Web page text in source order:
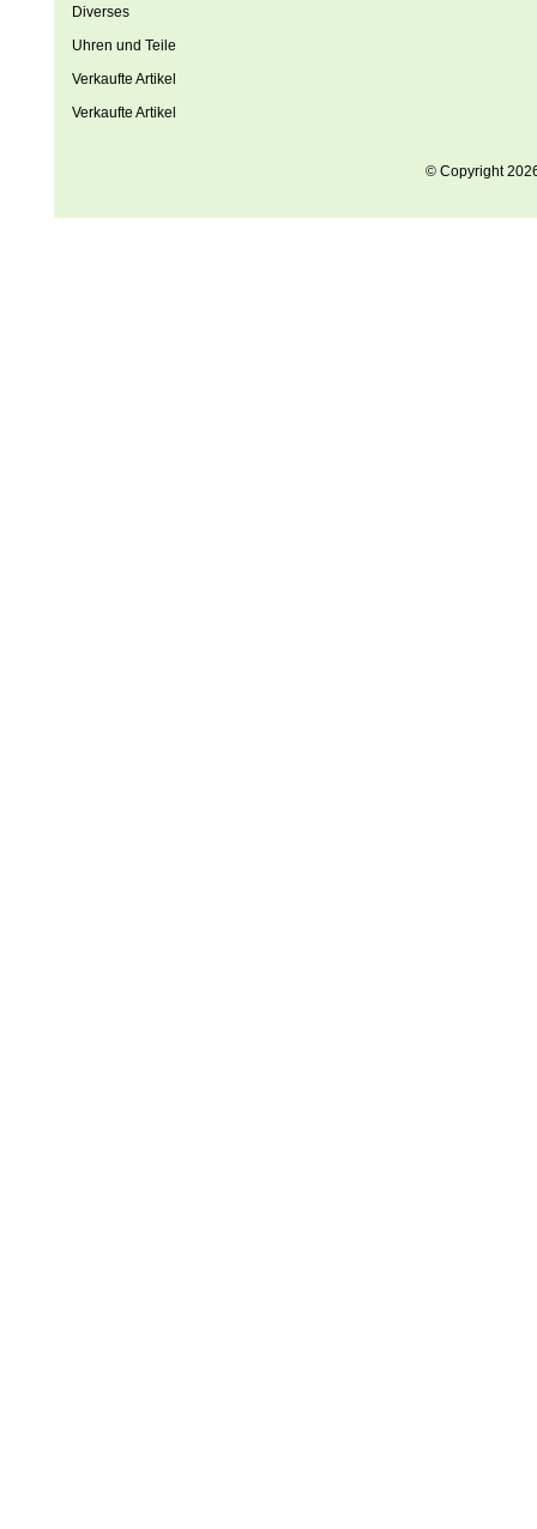
Diverses
Uhren und Teile
Verkaufte Artikel
Verkaufte Artikel
© Copyright